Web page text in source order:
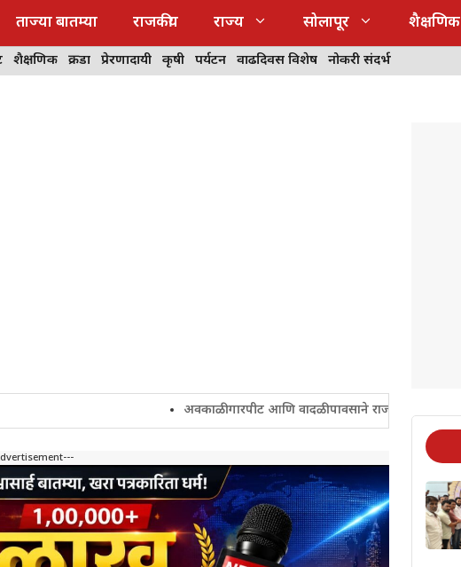
ताज्या बातम्या राजकीय राज्य सोलापूर शैक्षणिक
शैक्षणिक क्रीडा प्रेरणादायी कृषी पर्यटन वाढदिवस विशेष नोकरी संदर्भ
अवकाळी गारपीट आणि वादळी पावसाने राज्यातील शेतकरी चिंतेत !